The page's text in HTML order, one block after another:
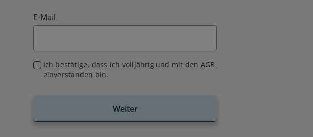
E-Mail
Ich bestätige, dass ich volljährig und mit den AGB
einverstanden bin.
Weiter